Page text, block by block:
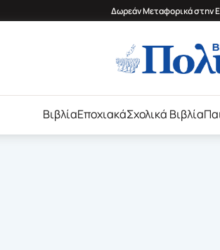
Δωρεάν Μεταφορικά στην
ΒιβλίαΕποχιακάΣχολικά Βιβλία